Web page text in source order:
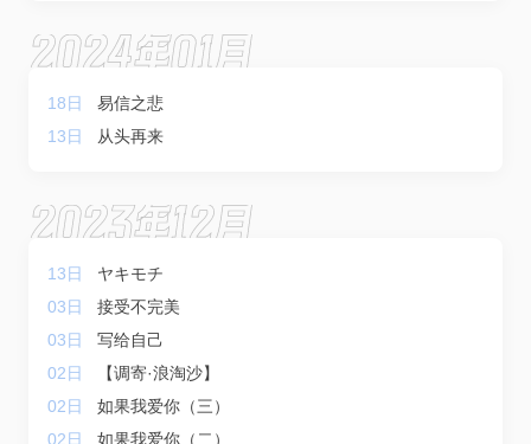
2024年01月
18日
易信之悲
13日
从头再来
2023年12月
13日
ヤキモチ
03日
接受不完美
03日
写给自己
02日
【调寄·浪淘沙】
02日
如果我爱你（三）
02日
如果我爱你（二）